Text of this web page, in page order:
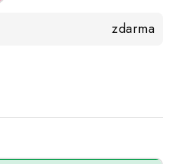
zdarma